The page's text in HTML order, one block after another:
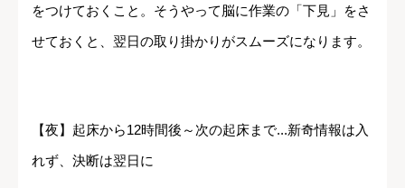
をつけておくこと。そうやって脳に作業の「下見」をさ
せておくと、翌日の取り掛かりがスムーズになります。
【夜】起床から12時間後～次の起床まで...新奇情報は入
れず、決断は翌日に